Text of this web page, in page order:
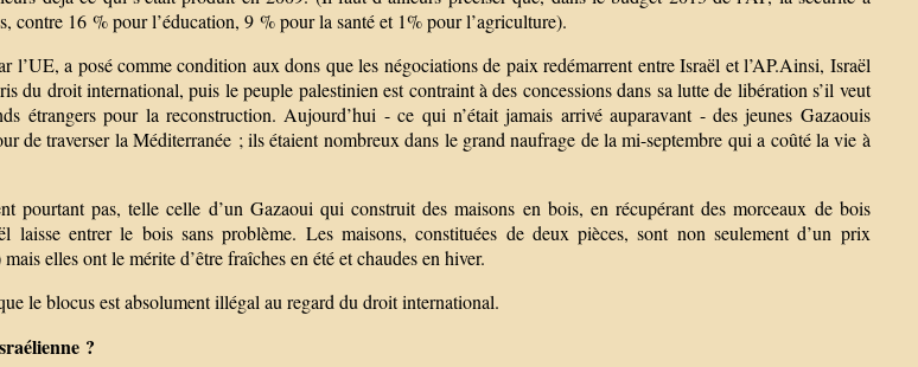
contre 16 % pour l’éducation, 9 % pour la santé et 1% pour l’agriculture).
l’UE, a posé comme condition aux dons que les négociations de paix redémarrent entre Israël et l’AP.Ainsi, Israël
du droit international, puis le peuple palestinien est contraint à des concessions dans sa lutte de libération s’il veut
étrangers pour la reconstruction. Aujourd’hui - ce qui n’était jamais arrivé auparavant - des jeunes Gazaouis
de traverser la Méditerranée ; ils étaient nombreux dans le grand naufrage de la mi-septembre qui a coûté la vie à
pourtant pas, telle celle d’un Gazaoui qui construit des maisons en bois, en récupérant des morceaux de bois
laisse entrer le bois sans problème. Les maisons, constituées de deux pièces, sont non seulement d’un prix
elles ont le mérite d’être fraîches en été et chaudes en hiver.
le blocus est absolument illégal au regard du droit international.
?